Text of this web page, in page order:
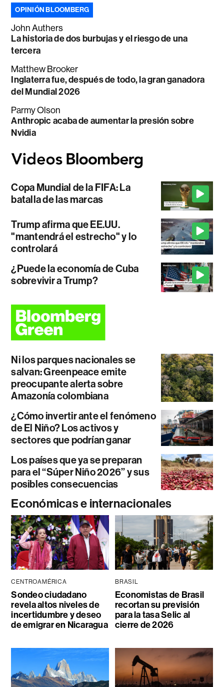
OPINIÓN BLOOMBERG
John Authers
La historia de dos burbujas y el riesgo de una
tercera
Matthew Brooker
Inglaterra fue, después de todo, la gran ganadora
del Mundial 2026
Parmy Olson
Anthropic acaba de aumentar la presión sobre
Nvidia
Copa Mundial de la FIFA: La
batalla de las marcas
Trump afirma que EE.UU.
"mantendrá el estrecho" y lo
controlará
¿Puede la economía de Cuba
sobrevivir a Trump?
Ni los parques nacionales se
salvan: Greenpeace emite
preocupante alerta sobre
Amazonía colombiana
¿Cómo invertir ante el fenómeno
de El Niño? Los activos y
sectores que podrían ganar
Los países que ya se preparan
para el “Súper Niño 2026” y sus
posibles consecuencias
Económicas e internacionales
CENTROAMÉRICA
Sondeo ciudadano
revela altos niveles de
incertidumbre y deseo
de emigrar en Nicaragua
BRASIL
Economistas de Brasil
recortan su previsión
para la tasa Selic al
cierre de 2026